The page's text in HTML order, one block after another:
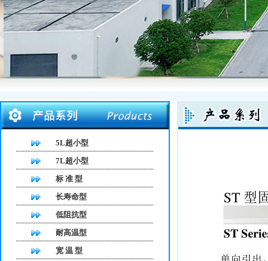
5L超小型
7L超小型
标 准 型
长寿命型
低阻抗型
耐高温型
宽 温 型